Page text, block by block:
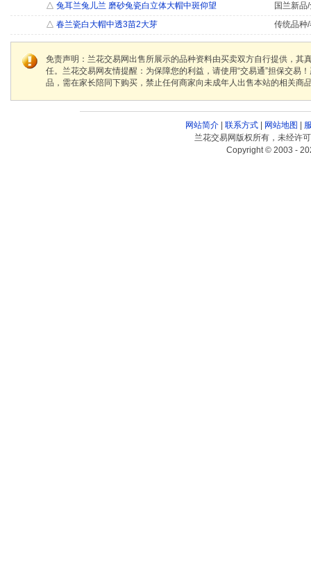
△ 兔耳兰兔儿兰 磨砂兔瓷白立体大帽中斑仰望
国兰新品
△ 春兰瓷白大帽中透3苗2大芽 传统品种
免责声明：兰花交易网出售所展示的品种资料由买卖双方自行提供，
任。兰花交易网友情提醒：为保障您的利益，请使用“交易通”担保交
品，需在家长陪同下购买，禁止任何商家向未成年人出售本站的相关商
网站简介| 联系方式| 网站地图
兰花交易网版权所有，未经许
Copyright © 2003 -